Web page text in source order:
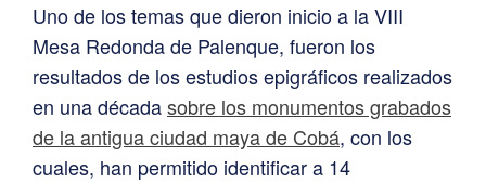
Uno de los temas que dieron inicio a la VIII
Mesa Redonda de Palenque, fueron los
resultados de los estudios epigráficos realizados
en una décadasobre los monumentos grabados
de la antigua ciudad maya de Cobá, con los
cuales, han permitido identificar a 14